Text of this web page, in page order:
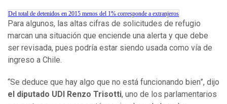
Del total de detenidos en 2015 menos del 1% corresponde a extranjeros
Para algunos, las altas cifras de solicitudes de refugio
marcan una situación que enciende una alerta y que debe
ser revisada, pues podría estar siendo usada como vía de
ingreso a Chile.
“Se deduce que hay algo que no está funcionando bien”, dijo
el diputado UDI Renzo Trisotti, uno de los parlamentarios